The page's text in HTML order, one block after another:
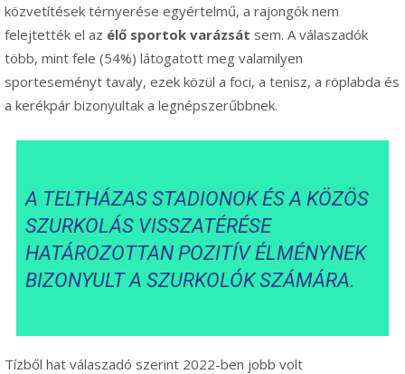
közvetítések térnyerése egyértelmű, a rajongók nem
felejtették el az élő sportok varázsát sem. A válaszadók
több, mint fele (54%) látogatott meg valamilyen
sporteseményt tavaly, ezek közül a foci, a tenisz, a röplabda és
a kerékpár bizonyultak a legnépszerűbbnek.
A TELTHÁZAS STADIONOK ÉS A KÖZÖS
SZURKOLÁS VISSZATÉRÉSE
HATÁROZOTTAN POZITÍV ÉLMÉNYNEK
BIZONYULT A SZURKOLÓK SZÁMÁRA.
Tízből hat válaszadó szerint 2022-ben jobb volt